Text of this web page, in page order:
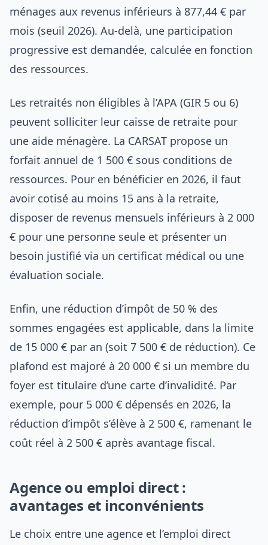
ménages aux revenus inférieurs à 877,44 € par
mois (seuil 2026). Au-delà, une participation
progressive est demandée, calculée en fonction
des ressources.
Les retraités non éligibles à l’APA (GIR 5 ou 6)
peuvent solliciter leur caisse de retraite pour
une aide ménagère. La CARSAT propose un
forfait annuel de 1 500 € sous conditions de
ressources. Pour en bénéficier en 2026, il faut
avoir cotisé au moins 15 ans à la retraite,
disposer de revenus mensuels inférieurs à 2 000
€ pour une personne seule et présenter un
besoin justifié via un certificat médical ou une
évaluation sociale.
Enfin, une réduction d’impôt de 50 % des
sommes engagées est applicable, dans la limite
de 15 000 € par an (soit 7 500 € de réduction). Ce
plafond est majoré à 20 000 € si un membre du
foyer est titulaire d’une carte d’invalidité. Par
exemple, pour 5 000 € dépensés en 2026, la
réduction d’impôt s’élève à 2 500 €, ramenant le
coût réel à 2 500 € après avantage fiscal.
Agence ou emploi direct :
avantages et inconvénients
Le choix entre une agence et l’emploi direct